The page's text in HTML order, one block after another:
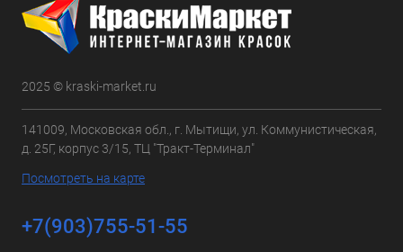
2025 © kraski-market.ru
141009, Московская обл., г. Мытищи, ул. Коммунистическая,
д. 25Г, корпус 3/15, ТЦ "Тракт-Терминал"
Посмотреть на карте
+7(903)755-51-55